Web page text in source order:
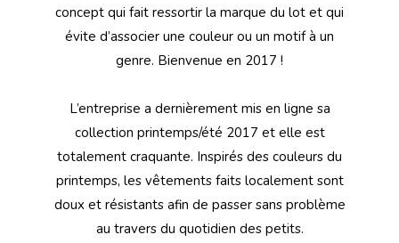
concept qui fait ressortir la marque du lot et qui
évite d’associer une couleur ou un motif à un
genre. Bienvenue en 2017 !
L’entreprise a dernièrement mis en ligne sa
collection printemps/été 2017 et elle est
totalement craquante. Inspirés des couleurs du
printemps, les vêtements faits localement sont
doux et résistants afin de passer sans problème
au travers du quotidien des petits.